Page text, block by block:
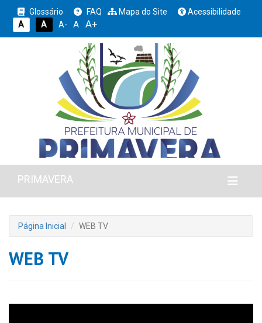
Glossário FAQ Mapa do Site
Acessibilidade
A
A A- A A+
PRIMAVERA
Página Inicial WEB TV
WEB TV